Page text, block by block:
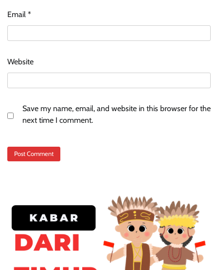
Email *
Website
Save my name, email, and website in this browser for the
next time I comment.